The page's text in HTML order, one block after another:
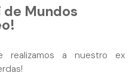
de Mundos
realizamos a nuestro ex